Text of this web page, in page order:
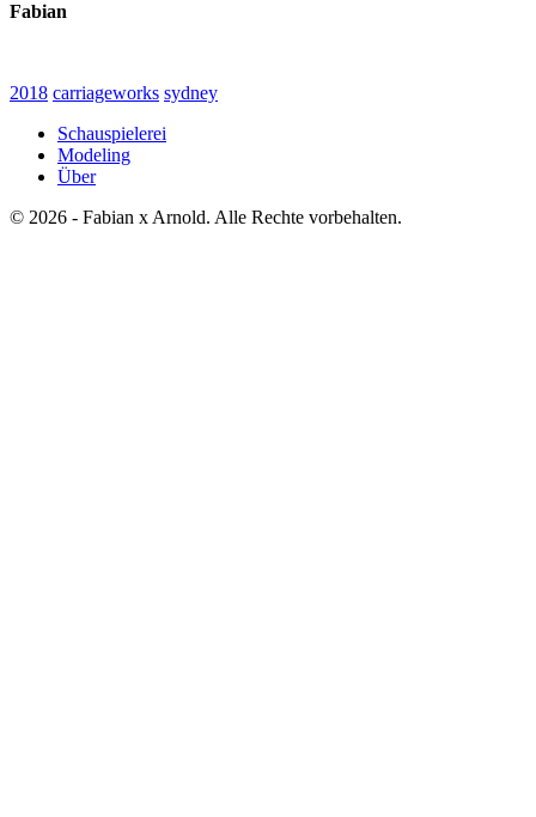
Fabian
2018 carriageworks sydney
Schauspielerei
Modeling
Über
© 2026 - Fabian x Arnold. Alle Rechte vorbehalten.